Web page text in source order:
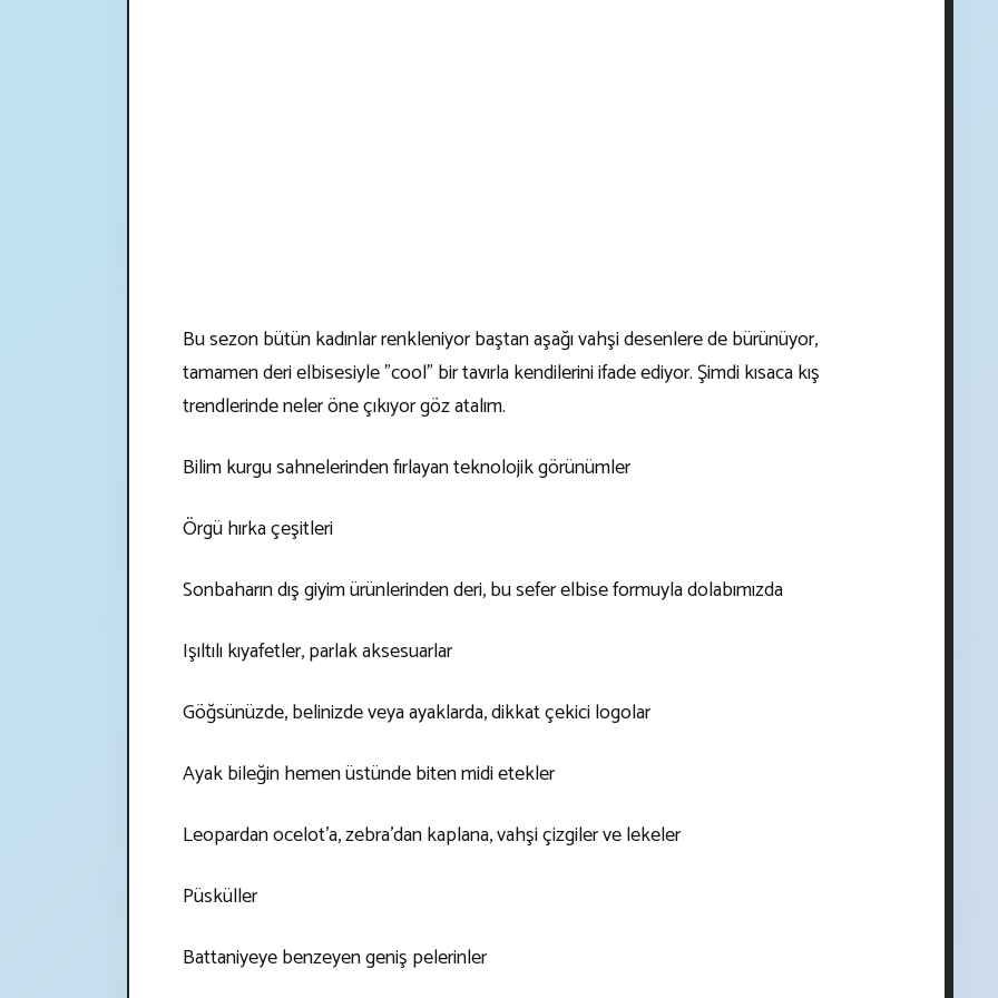
Bu sezon bütün kadınlar renkleniyor baştan aşağı vahşi desenlere de bürünüyor,
tamamen deri elbisesiyle "cool" bir tavırla kendilerini ifade ediyor. Şimdi kısaca kış
trendlerinde neler öne çıkıyor göz atalım.
Bilim kurgu sahnelerinden fırlayan teknolojik görünümler
Örgü hırka çeşitleri
Sonbaharın dış giyim ürünlerinden deri, bu sefer elbise formuyla dolabımızda
Işıltılı kıyafetler, parlak aksesuarlar
Göğsünüzde, belinizde veya ayaklarda, dikkat çekici logolar
Ayak bileğin hemen üstünde biten midi etekler
Leopardan ocelot'a, zebra'dan kaplana, vahşi çizgiler ve lekeler
Püsküller
Battaniyeye benzeyen geniş pelerinler